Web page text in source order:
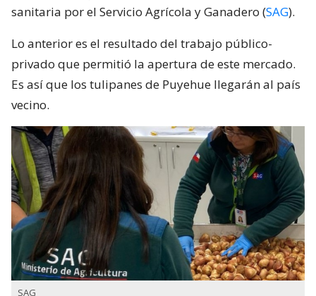
sanitaria por el Servicio Agrícola y Ganadero (SAG).
Lo anterior es el resultado del trabajo público-
privado que permitió la apertura de este mercado.
Es así que los tulipanes de Puyehue llegarán al país
vecino.
SAG